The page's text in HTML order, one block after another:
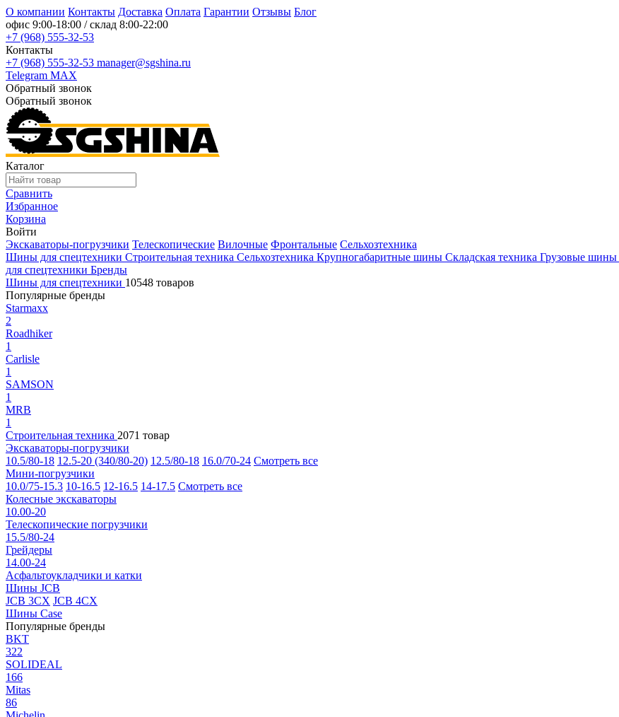
О компании Контакты Доставка Оплата Гарантии Отзывы Блог
офис 9:00-18:00 / склад 8:00-22:00
+7 (968) 555-32-53
Контакты
+7 (968) 555-32-53 manager@sgshina.ru
Telegram MAX
Обратный звонок
Обратный звонок
Каталог
Сравнить
Избранное
Корзина
Войти
Экскаваторы-погрузчики Телескопические Вилочные Фронтальные Сельхозтехника
Шины для спецтехники Строительная техника Сельхозтехника Крупногабаритные шины Складская техника Грузовые шины
для спецтехники Бренды
Шины для спецтехники 10548 товаров
Популярные бренды
Starmaxx
2
Roadhiker
1
Carlisle
1
SAMSON
1
MRB
1
Строительная техника 2071 товар
Экскаваторы-погрузчики
10.5/80-18 12.5-20 (340/80-20) 12.5/80-18 16.0/70-24 Смотреть все
Мини-погрузчики
10.0/75-15.3 10-16.5 12-16.5 14-17.5 Смотреть все
Колесные экскаваторы
10.00-20
Телескопические погрузчики
15.5/80-24
Грейдеры
14.00-24
Асфальтоукладчики и катки
Шины JCB
JCB 3CX JCB 4CX
Шины Case
Популярные бренды
BKT
322
SOLIDEAL
166
Mitas
86